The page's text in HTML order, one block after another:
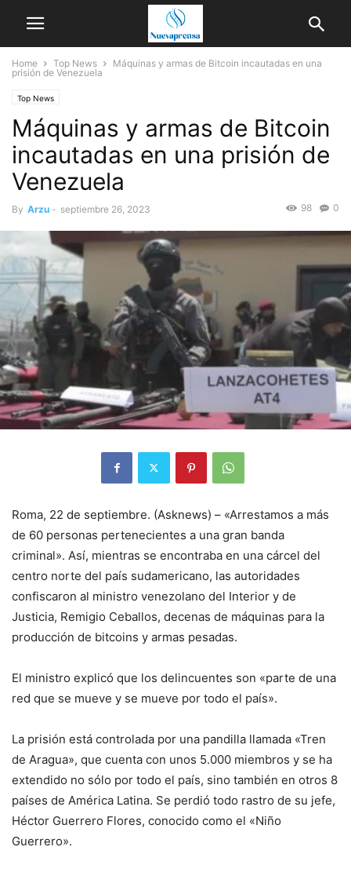
Home Top News
Máquinas y armas de Bitcoin incautadas en una
prisión de Venezuela
Top News
Máquinas y armas de Bitcoin
incautadas en una prisión de
Venezuela
By Arzu - septiembre 26, 2023 0
98
Roma, 22 de septiembre. (Asknews) – «Arrestamos a más
de 60 personas pertenecientes a una gran banda
criminal». Así, mientras se encontraba en una cárcel del
centro norte del país sudamericano, las autoridades
confiscaron al ministro venezolano del Interior y de
Justicia, Remigio Ceballos, decenas de máquinas para la
producción de bitcoins y armas pesadas.
El ministro explicó que los delincuentes son «parte de una
red que se mueve y se mueve por todo el país».
La prisión está controlada por una pandilla llamada «Tren
de Aragua», que cuenta con unos 5.000 miembros y se ha
extendido no sólo por todo el país, sino también en otros 8
países de América Latina. Se perdió todo rastro de su jefe,
Héctor Guerrero Flores, conocido como el «Niño
Guerrero».